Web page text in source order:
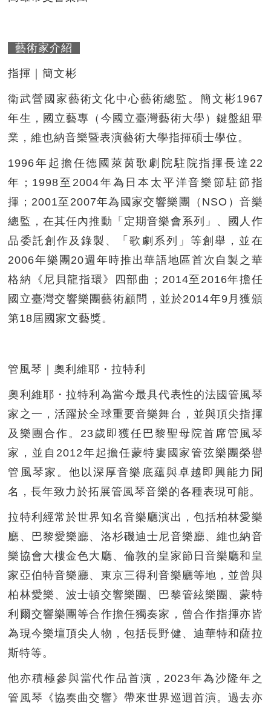
藝術家介紹
指揮｜簡文彬
衛武營國家藝術文化中心藝術總監。簡文彬1967
年生，國立藝專（今國立臺灣藝術大學）鍵盤組畢
業，維也納音樂暨表演藝術大學指揮碩士學位。
1996年起擔任德國萊茵歌劇院駐院指揮長達22
年；1998至2004年為日本太平洋音樂節駐節指
揮；2001至2007年為國家交響樂團（NSO）音樂
總監，在其任內推動「定期音樂會系列」、國人作
品委託創作及錄製、「歌劇系列」等創舉，並在
2006年樂團20週年時推出華語地區首次自製之華
格納《尼貝龍指環》四部曲；2014至2016年擔任
國立臺灣交響樂團藝術顧問，並於2014年9月獲頒
第18屆國家文藝獎。
管風琴｜奧利維耶・拉特利
奧利維耶・拉特利為當今最具代表性的法國管風琴
家之一，活躍於全球重要音樂舞台，並與頂尖指揮
及樂團合作。23歲即獲任巴黎聖母院首席管風琴
家，並自2012年起擔任蒙特婁國家管弦樂團榮譽
管風琴家。他以深厚音樂底蘊與卓越即興能力聞
名，長年致力於拓展管風琴音樂的各種表現可能。
拉特利經常於世界知名音樂廳演出，包括柏林愛樂
廳、巴黎愛樂廳、洛杉磯迪士尼音樂廳、維也納音
樂協會大樓金色大廳、倫敦的皇家節日音樂廳和皇
家亞伯特音樂廳、東京三得利音樂廳等地，並曾與
柏林愛樂、波士頓交響樂團、巴黎管絃樂團、蒙特
利爾交響樂團等合作擔任獨奏家，曾合作指揮亦皆
為現今樂壇頂尖人物，包括長野健、迪華特和薩拉
斯特等。
他亦積極參與當代作品首演，2023年為沙隆年之
管風琴《協奏曲交響》帶來世界巡迴首演。過去亦